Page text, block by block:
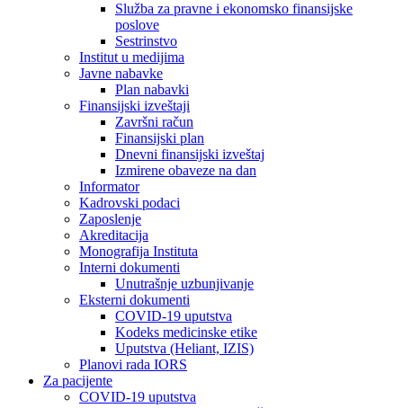
Služba za pravne i ekonomsko finansijske
poslove
Sestrinstvo
Institut u medijima
Javne nabavke
Plan nabavki
Finansijski izveštaji
Završni račun
Finansijski plan
Dnevni finansijski izveštaj
Izmirene obaveze na dan
Informator
Kadrovski podaci
Zaposlenje
Akreditacija
Monografija Instituta
Interni dokumenti
Unutrašnje uzbunjivanje
Eksterni dokumenti
COVID-19 uputstva
Kodeks medicinske etike
Uputstva (Heliant, IZIS)
Planovi rada IORS
Za pacijente
COVID-19 uputstva